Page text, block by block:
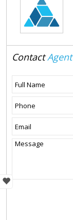
ContactAgent